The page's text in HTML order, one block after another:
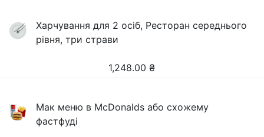
Харчування для 2 осіб, Ресторан середнього
рівня, три страви
1,248.00 ₴
Мак меню в McDonalds або схожему
фастфуді